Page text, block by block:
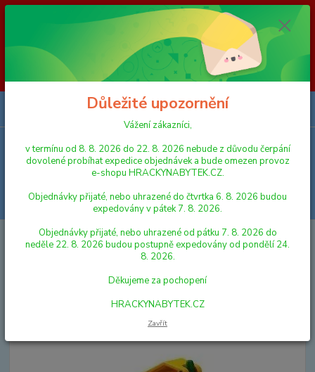
Vážení zákazníci, v termínu od 8. 8. 2026 do 23. 8. 2026 nebude z
důvodu čerpání dovolené probíhat expedice objednávek a bude omezen
provoz e-shopu HRACKYNABYTEK.CZ. Objednávky přijaté, nebo
uhrazené do čtvrtka 6. 8. 2026 budou expedovány v pátek 7. 8. 2026.
Objednávky přijaté, nebo uhrazené od pátku 7. 8. 2026 do neděle 23. 8.
2026 budou postupně expedovány od pondělí 24. 8. 2026. Děkujeme za
pochopení HRACKYNABYTEK.CZ
Menu
Hledat
VLÁČKY A VLÁČKODRÁHY KOLEJE A DOPLŇKY
Brio 33245
Jeřáb s magnetickým zvedákem
Brio 33245 Jeřáb s magnetickým
Důležité upozornění
Vážení zákazníci,
v termínu od 8. 8. 2026 do 22. 8. 2026 nebude z důvodu čerpání
dovolené probíhat expedice objednávek a bude omezen provoz
e-shopu HRACKYNABYTEK.CZ.
Objednávky přijaté, nebo uhrazené do čtvrtka 6. 8. 2026 budou
expedovány v pátek 7. 8. 2026.
Objednávky přijaté, nebo uhrazené od pátku 7. 8. 2026 do
neděle 22. 8. 2026 budou postupně expedovány od pondělí 24.
8. 2026.
Děkujeme za pochopení
HRACKYNABYTEK.CZ
Zavřít